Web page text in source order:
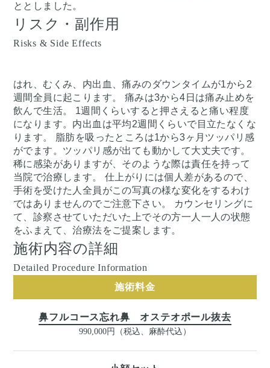
ととしました。
リスク・副作用
Risks & Side Effects
はれ、むくみ、内出血、痛みのダウンタイムが1から2
週間全員に起こります。 痛みは3から4日は痛み止めを
飲んで生活。 1週間くらいすると押さえると痛い程度
になります。内出血は平均2週間くらいで目立たなくな
ります。 脂肪を吸ったところは1から3ヶ月ツッパリ感
がでます。ツッパリ感が出ても動かして大丈夫です。
稀に感染がありますが、そのような際は責任を持って
当院で治療します。 仕上がりには個人差があるので、
手術を受けた人全員がこの写真の様な変化をするわけ
ではありませんのでご注意下さい。 カウンセリングに
て、診察させていただいた上でその方一人一人の状態
をふまえて、治療法をご提案します。
施術内容の詳細
Detailed Procedure Information
施術料金
鼻フルコース忘れ鼻 オステオポール抜去
990,000円（税込、麻酔代込）